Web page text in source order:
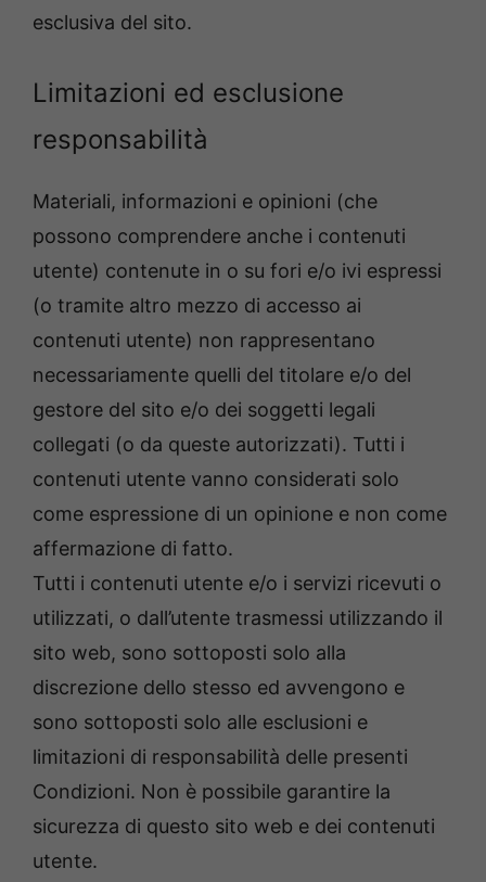
esclusiva del sito.
Limitazioni ed esclusione
responsabilità
Materiali, informazioni e opinioni (che
possono comprendere anche i contenuti
utente) contenute in o su fori e/o ivi espressi
(o tramite altro mezzo di accesso ai
contenuti utente) non rappresentano
necessariamente quelli del titolare e/o del
gestore del sito e/o dei soggetti legali
collegati (o da queste autorizzati). Tutti i
contenuti utente vanno considerati solo
come espressione di un opinione e non come
affermazione di fatto.
Tutti i contenuti utente e/o i servizi ricevuti o
utilizzati, o dall’utente trasmessi utilizzando il
sito web, sono sottoposti solo alla
discrezione dello stesso ed avvengono e
sono sottoposti solo alle esclusioni e
limitazioni di responsabilità delle presenti
Condizioni. Non è possibile garantire la
sicurezza di questo sito web e dei contenuti
utente.